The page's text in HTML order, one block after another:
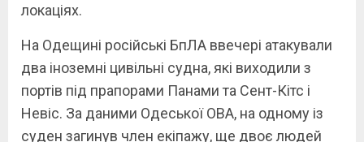
локаціях.
На Одещині російські БпЛА ввечері атакували
два іноземні цивільні судна, які виходили з
портів під прапорами Панами та Сент-Кітс і
Невіс. За даними Одеської ОВА, на одному із
суден загинув член екіпажу, ще двоє людей